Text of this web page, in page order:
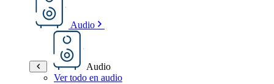
Audio
Audio
Ver todo en audio